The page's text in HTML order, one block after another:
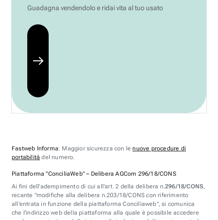
Guadagna vendendolo e ridai vita al tuo usato
Fastweb Informa: Maggior sicurezza con lenuove procedure di
portabilità del numero.
Piattaforma "ConciliaWeb" – Delibera AGCom 296/18/CONS
Ai fini dell'adempimento di cui all'art. 2 della delibera n.296/18/CONS,
recante "modifiche alla delibera n.203/18/CONS con riferimento
all'entrata in funzione della piattaforma Conciliaweb", si comunica
che l'indirizzo web della piattaforma alla quale è possibile accedere